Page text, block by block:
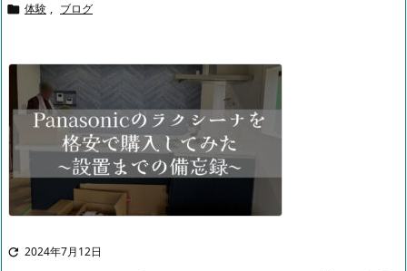
 体験 , ブログ
 2024年7月12日